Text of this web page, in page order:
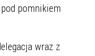
pomnikiem
wraz z